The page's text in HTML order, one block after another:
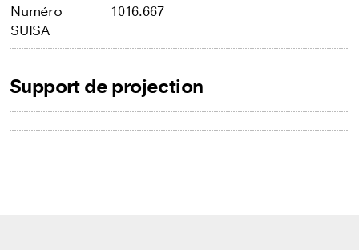
Numéro
SUISA
1016.667
Support de projection